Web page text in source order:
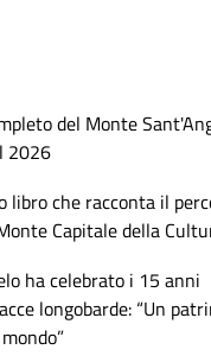
del Monte
2026
libro che racconta il
Capitale della
ha celebrato i 15 anni
longobarde: “Un